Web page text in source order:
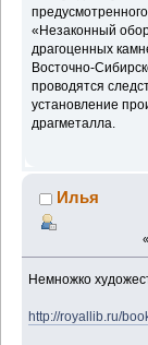
«Незаконный
драгоценных
Восточно-
проводятся
установление
драгметалла.
Илья
«
Немножко
http://royallib.ru/